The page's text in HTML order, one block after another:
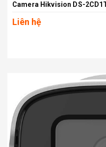
Camera Hikvision DS-
Liên hệ